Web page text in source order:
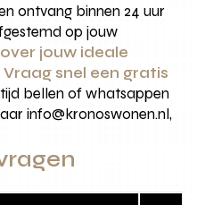
ontvang binnen 24 uur
op jouw
jouw ideale
snel een gratis
bellen of whatsappen
info@kronoswonen.nl,